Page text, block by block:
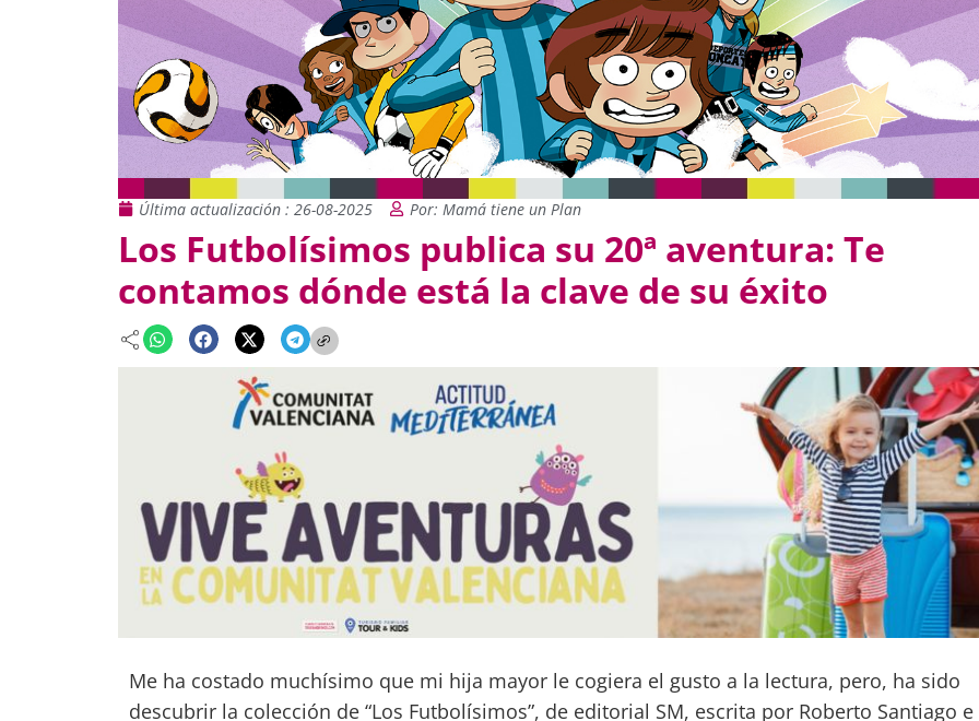
Última actualización : 26-08-2025 Por: Mamá tiene un Plan
Los Futbolísimos publica su 20ª aventura: Te
contamos dónde está la clave de su éxito
Me ha costado muchísimo que mi hija mayor le cogiera el gusto a la lectura, pero, ha sido
descubrir la colección de “Los Futbolísimos”, de editorial SM, escrita por Roberto Santiago e